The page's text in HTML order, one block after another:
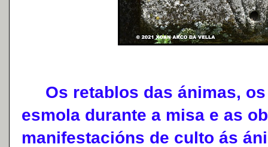
Os retablos das ánimas, os
esmola durante a misa e as
manifestacións de culto ás